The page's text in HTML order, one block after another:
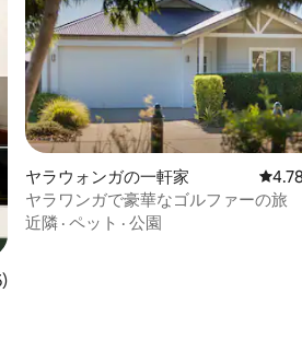
件、5つ星中4.89つ星の平均評価
ヤラウォンガの一軒家 レビ
ヤラワンガで豪華なゴルファーの旅
近隣 · ペット · 公園